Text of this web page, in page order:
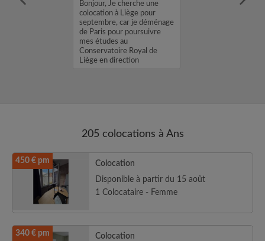
ouvrier de
Bonjour, Je cherche une
colocation à Liège pour
septembre, car je déménage
de Paris pour poursuivre
mes études au
Conservatoire Royal de
Liège en direction
205 colocations à Ans
450 € pm
Colocation
Disponible à partir du 15 août
1 Colocataire - Femme
340 € pm
Colocation